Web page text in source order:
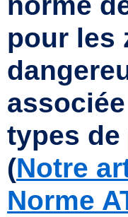
pour les
types
(Notre
Norme